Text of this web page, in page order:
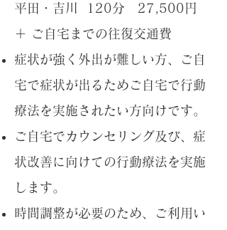
平田・吉川 120分 27,500円
＋ ご自宅までの往復交通費
​症状が強く外出が難しい方、ご自
宅で症状が出るためご自宅で行動
療法を実施されたい方向けです。
ご自宅でカウンセリング及び、症
状改善に向けての行動療法を実施
します。
​時間調整が必要のため、ご利用い